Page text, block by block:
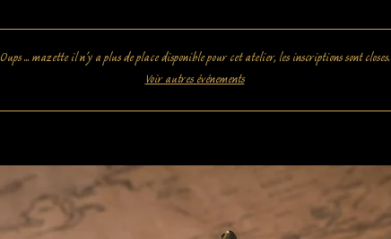
Oups ... mazette il n'y a plus de place disponible pour cet atelier, les inscriptions sont closes.
Voir autres événements